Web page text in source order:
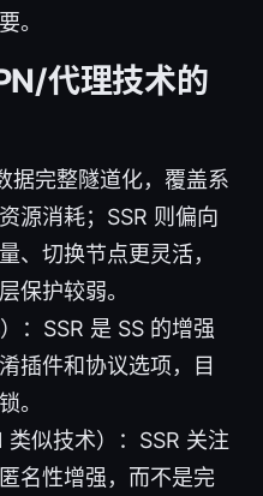
。
代理技术的
据完整隧道化，覆盖系
源消耗；SSR 则偏向
、切换节点更灵活，
保护较弱。
：SSR 是 SS 的增强
插件和协议选项，目
。
似技术）：SSR 关注
名性增强，而不是完